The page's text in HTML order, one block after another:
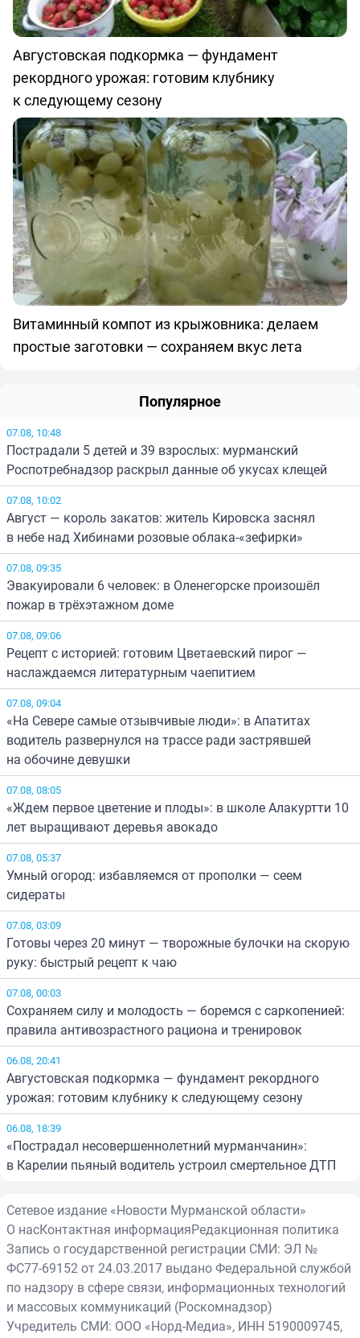
Августовская подкормка — фундамент
рекордного урожая: готовим клубнику
к следующему сезону
Витаминный компот из крыжовника: делаем
простые заготовки — сохраняем вкус лета
Популярное
07.08, 10:48
Пострадали 5 детей и 39 взрослых: мурманский
Роспотребнадзор раскрыл данные об укусах клещей
07.08, 10:02
Август — король закатов: житель Кировска заснял
в небе над Хибинами розовые облака-«зефирки»
07.08, 09:35
Эвакуировали 6 человек: в Оленегорске произошёл
пожар в трёхэтажном доме
07.08, 09:06
Рецепт с историей: готовим Цветаевский пирог —
наслаждаемся литературным чаепитием
07.08, 09:04
«На Севере самые отзывчивые люди»: в Апатитах
водитель развернулся на трассе ради застрявшей
на обочине девушки
07.08, 08:05
«Ждем первое цветение и плоды»: в школе Алакуртти 10
лет выращивают деревья авокадо
07.08, 05:37
Умный огород: избавляемся от прополки — сеем
сидераты
07.08, 03:09
Готовы через 20 минут — творожные булочки на скорую
руку: быстрый рецепт к чаю
07.08, 00:03
Сохраняем силу и молодость — боремся с саркопенией:
правила антивозрастного рациона и тренировок
06.08, 20:41
Августовская подкормка — фундамент рекордного
урожая: готовим клубнику к следующему сезону
06.08, 18:39
«Пострадал несовершеннолетний мурманчанин»:
в Карелии пьяный водитель устроил смертельное ДТП
Сетевое издание «Новости Мурманской области»
О насКонтактная информацияРедакционная политика
Запись о государственной регистрации СМИ: ЭЛ №
ФС77-69152 от 24.03.2017 выдано Федеральной службой
по надзору в сфере связи, информационных технологий
и массовых коммуникаций (Роскомнадзор)
Учредитель СМИ: ООО «Норд-Медиа», ИНН 5190009745,